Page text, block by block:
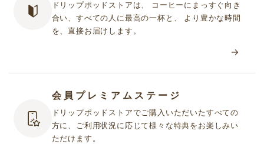
ドリップポッドストアは、 コーヒーにまっすぐ向き
合い、すべての人に最高の一杯と、 より豊かな時間
を、直接お届けします。
会員プレミアムステージ
ドリップポッドストアでご購入いただいたすべての
方に、ご利用状況に応じて様々な特典をお楽しみい
ただけます。